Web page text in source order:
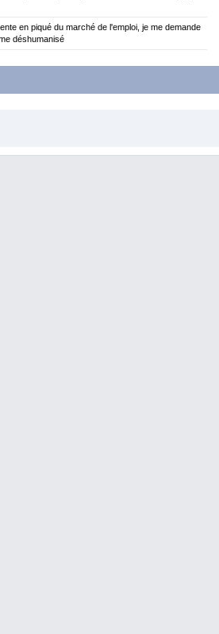
en piqué du marché de l'emploi, je me demande
déshumanisé